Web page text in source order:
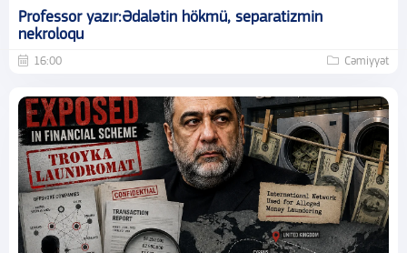
Professor yazır:Ədalətin hökmü, separatizmin
nekroloqu
16:00 Cəmiyyət